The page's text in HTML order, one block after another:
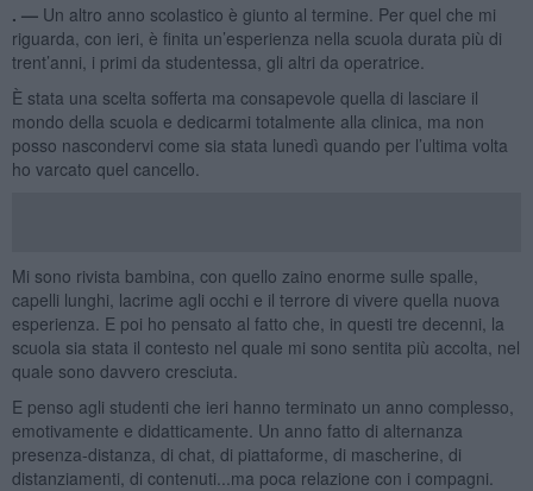
. — Un altro anno scolastico è giunto al termine. Per quel che mi
riguarda, con ieri, è finita un’esperienza nella scuola durata più di
trent’anni, i primi da studentessa, gli altri da operatrice.
È stata una scelta sofferta ma consapevole quella di lasciare il
mondo della scuola e dedicarmi totalmente alla clinica, ma non
posso nascondervi come sia stata lunedì quando per l’ultima volta
ho varcato quel cancello.
Mi sono rivista bambina, con quello zaino enorme sulle spalle,
capelli lunghi, lacrime agli occhi e il terrore di vivere quella nuova
esperienza. E poi ho pensato al fatto che, in questi tre decenni, la
scuola sia stata il contesto nel quale mi sono sentita più accolta, nel
quale sono davvero cresciuta.
E penso agli studenti che ieri hanno terminato un anno complesso,
emotivamente e didatticamente. Un anno fatto di alternanza
presenza-distanza, di chat, di piattaforme, di mascherine, di
distanziamenti, di contenuti...ma poca relazione con i compagni.